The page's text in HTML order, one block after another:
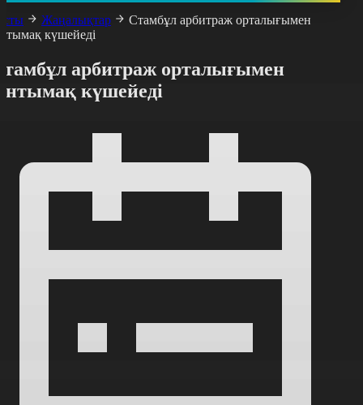
Жаңалықтар
Стамбұл арбитраж орталығымен
күшейеді
арбитраж орталығымен
күшейеді